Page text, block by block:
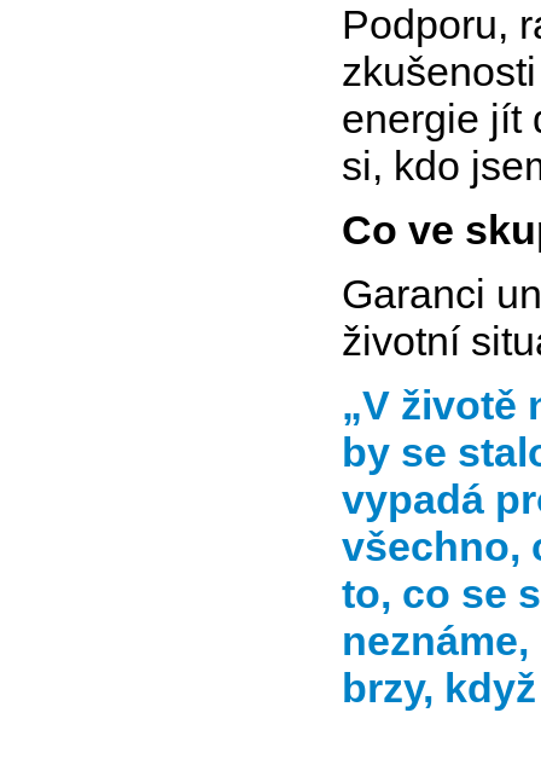
Podporu,
energie jít
si, kdo
Co ve
Garanci
životní
„V životě
by se
vypadá
všechno,
to, co se
brzy,